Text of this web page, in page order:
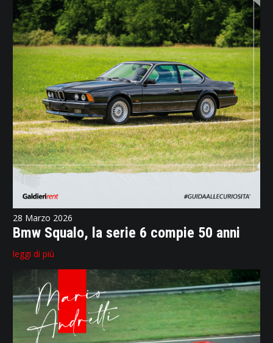
28 Marzo 2026
Bmw Squalo, la serie 6 compie 50 anni
leggi di più